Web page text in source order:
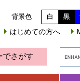
背景色 白 黒
はじめての方へ
でさがす